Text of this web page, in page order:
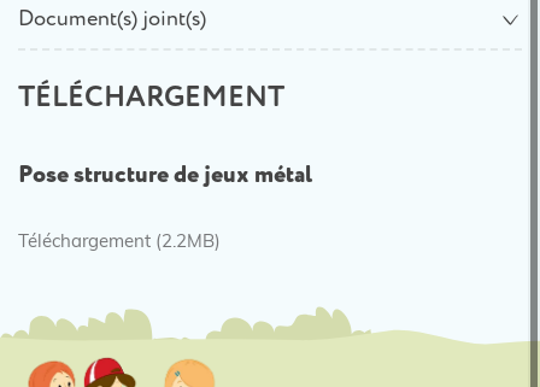
Document(s) joint(s)
TÉLÉCHARGEMENT
Pose structure de jeux métal
Téléchargement (2.2MB)